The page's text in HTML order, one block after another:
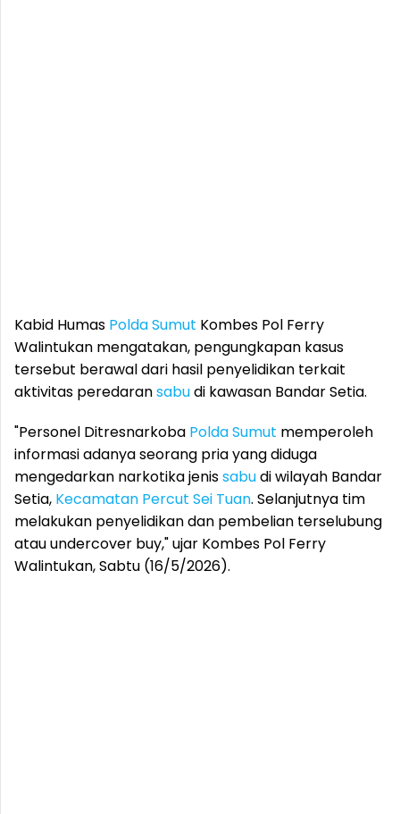
Kabid Humas Polda Sumut Kombes Pol Ferry
Walintukan mengatakan, pengungkapan kasus
tersebut berawal dari hasil penyelidikan terkait
aktivitas peredaransabudi kawasan Bandar Setia.
"Personel Ditresnarkoba Polda Sumut memperoleh
informasi adanya seorang pria yang diduga
mengedarkan narkotika jenissabudi wilayah Bandar
Setia, Kecamatan Percut Sei Tuan. Selanjutnya tim
melakukan penyelidikan dan pembelian terselubung
atau undercover buy," ujar Kombes Pol Ferry
Walintukan, Sabtu (16/5/2026).